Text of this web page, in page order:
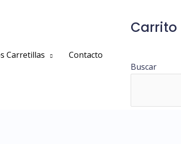
Carretillas Contacto
Carrito
Buscar